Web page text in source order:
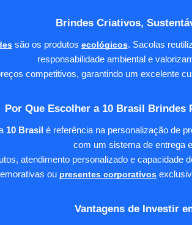
Brindes Criativos,
são os produtos ecológicos. Sacolas
responsabilidade ambiental e
competitivos, garantindo um excelente
Por Que Escolher a 10 Brasil
10 Brasil é referência na personalização de
com um sistema de entrega
atendimento personalizado e capacidade
ou presentes corporativos
Vantagens de Investir